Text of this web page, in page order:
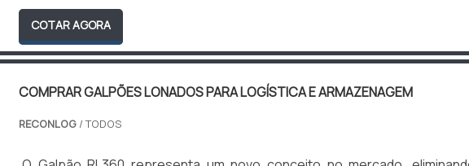
COTAR AGORA
COMPRAR GALPÕES LONADOS PARA LOGÍSTICA E ARMAZENAGEM
RECONLOG/ TODOS